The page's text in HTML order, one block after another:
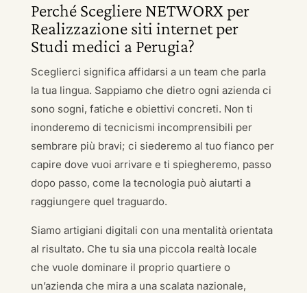
Perché Scegliere NETWORX per
Realizzazione siti internet per
Studi medici a Perugia?
Sceglierci significa affidarsi a un team che parla
la tua lingua. Sappiamo che dietro ogni azienda ci
sono sogni, fatiche e obiettivi concreti. Non ti
inonderemo di tecnicismi incomprensibili per
sembrare più bravi; ci siederemo al tuo fianco per
capire dove vuoi arrivare e ti spiegheremo, passo
dopo passo, come la tecnologia può aiutarti a
raggiungere quel traguardo.
Siamo artigiani digitali con una mentalità orientata
al risultato. Che tu sia una piccola realtà locale
che vuole dominare il proprio quartiere o
un’azienda che mira a una scalata nazionale,